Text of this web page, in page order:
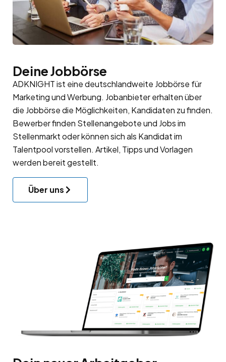
Deine Jobbörse
ADKNIGHT ist eine deutschlandweite Jobbörse für
Marketing und Werbung. Jobanbieter erhalten über
die Jobbörse die Möglichkeiten, Kandidaten zu finden.
Bewerber finden Stellenangebote und Jobs im
Stellenmarkt oder können sich als Kandidat im
Talentpoolvorstellen. Artikel, Tipps und Vorlagen
werden bereit gestellt.
Über uns